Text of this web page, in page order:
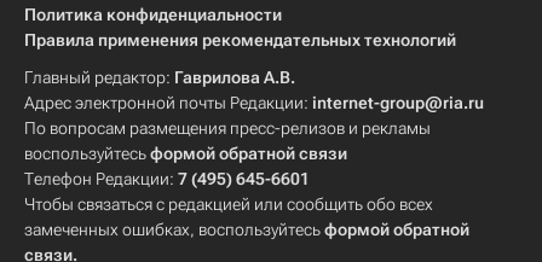
Политика конфиденциальности
Правила применения рекомендательных технологий
Главный редактор: Гаврилова А.В.
Адрес электронной почты Редакции: internet-group@ria.ru
По вопросам размещения пресс-релизов и рекламы
воспользуйтесьформой обратной связи
Телефон Редакции: 7 (495) 645-6601
Чтобы связаться с редакцией или сообщить обо всех
замеченных ошибках, воспользуйтесьформой обратной
связи.